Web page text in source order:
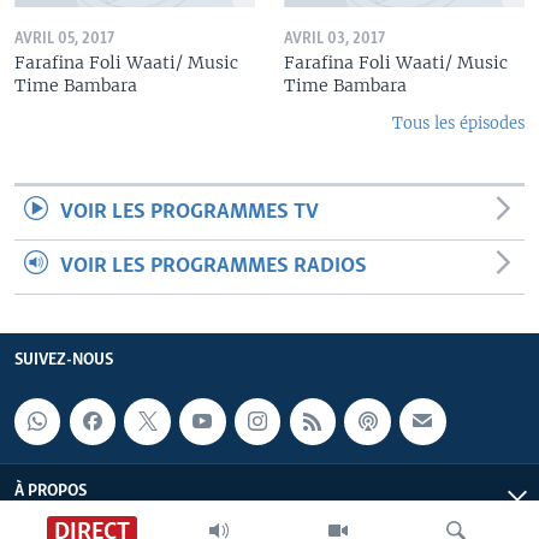
DIRECT
AVRIL 05, 2017
Farafina Foli Waati/ Music
Time Bambara
AVRIL 03, 2017
Farafina Foli Waati/ Music
Time Bambara
Tous les épisodes
VOIR LES PROGRAMMES TV
VOIR LES PROGRAMMES RADIOS
SUIVEZ-NOUS
À PROPOS